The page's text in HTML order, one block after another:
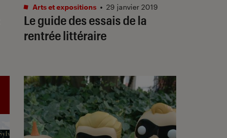
Le guide des essais de la
rentrée littéraire
Arts et expositions • 29 janvier 2019